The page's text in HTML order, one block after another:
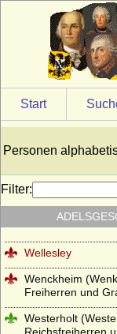
Start
Personen
Filter:
Böhmen)
Wartensleben
Wartensleben)
Wasa
Wedel (Herren,
Weichs (von
zu Rösberg),
Welfen
Welfen (Jüngere
Wellesley
Wenckheim
Freiherren und
Westerholt